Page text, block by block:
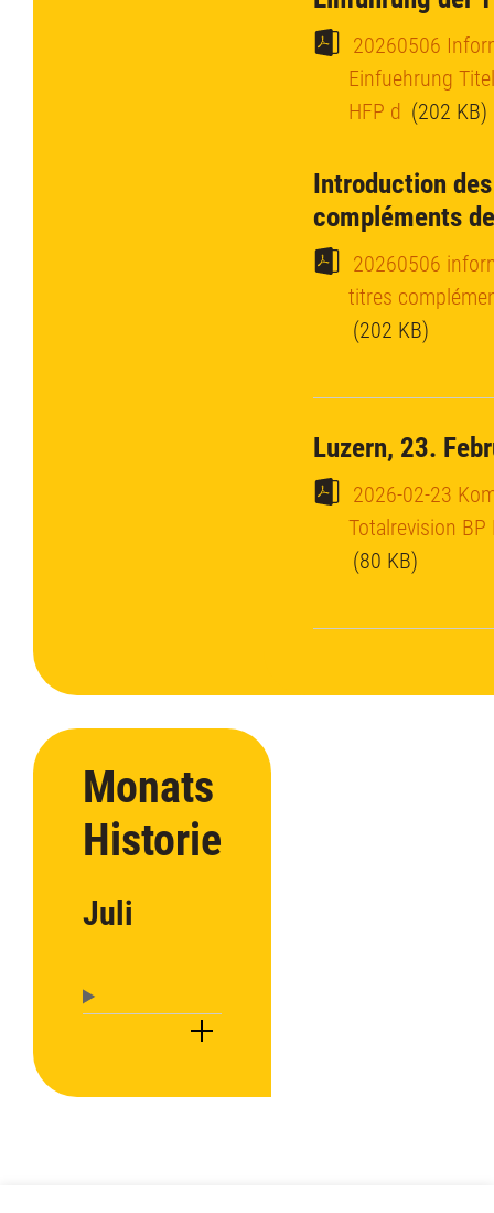
20260506
Einfuehrung
HFP d (202 KB)
Introduction des
compléments
20260506
titres
(202 KB)
Luzern, 23.
2026-02-23
Totalrevision BP
(80 KB)
Monats
Historie
Juli